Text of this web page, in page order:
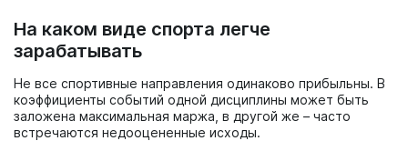
На каком виде спорта легче
зарабатывать
Не все спортивные направления одинаково прибыльны. В
коэффициенты событий одной дисциплины может быть
заложена максимальная маржа, в другой же – часто
встречаются недооцененные исходы.